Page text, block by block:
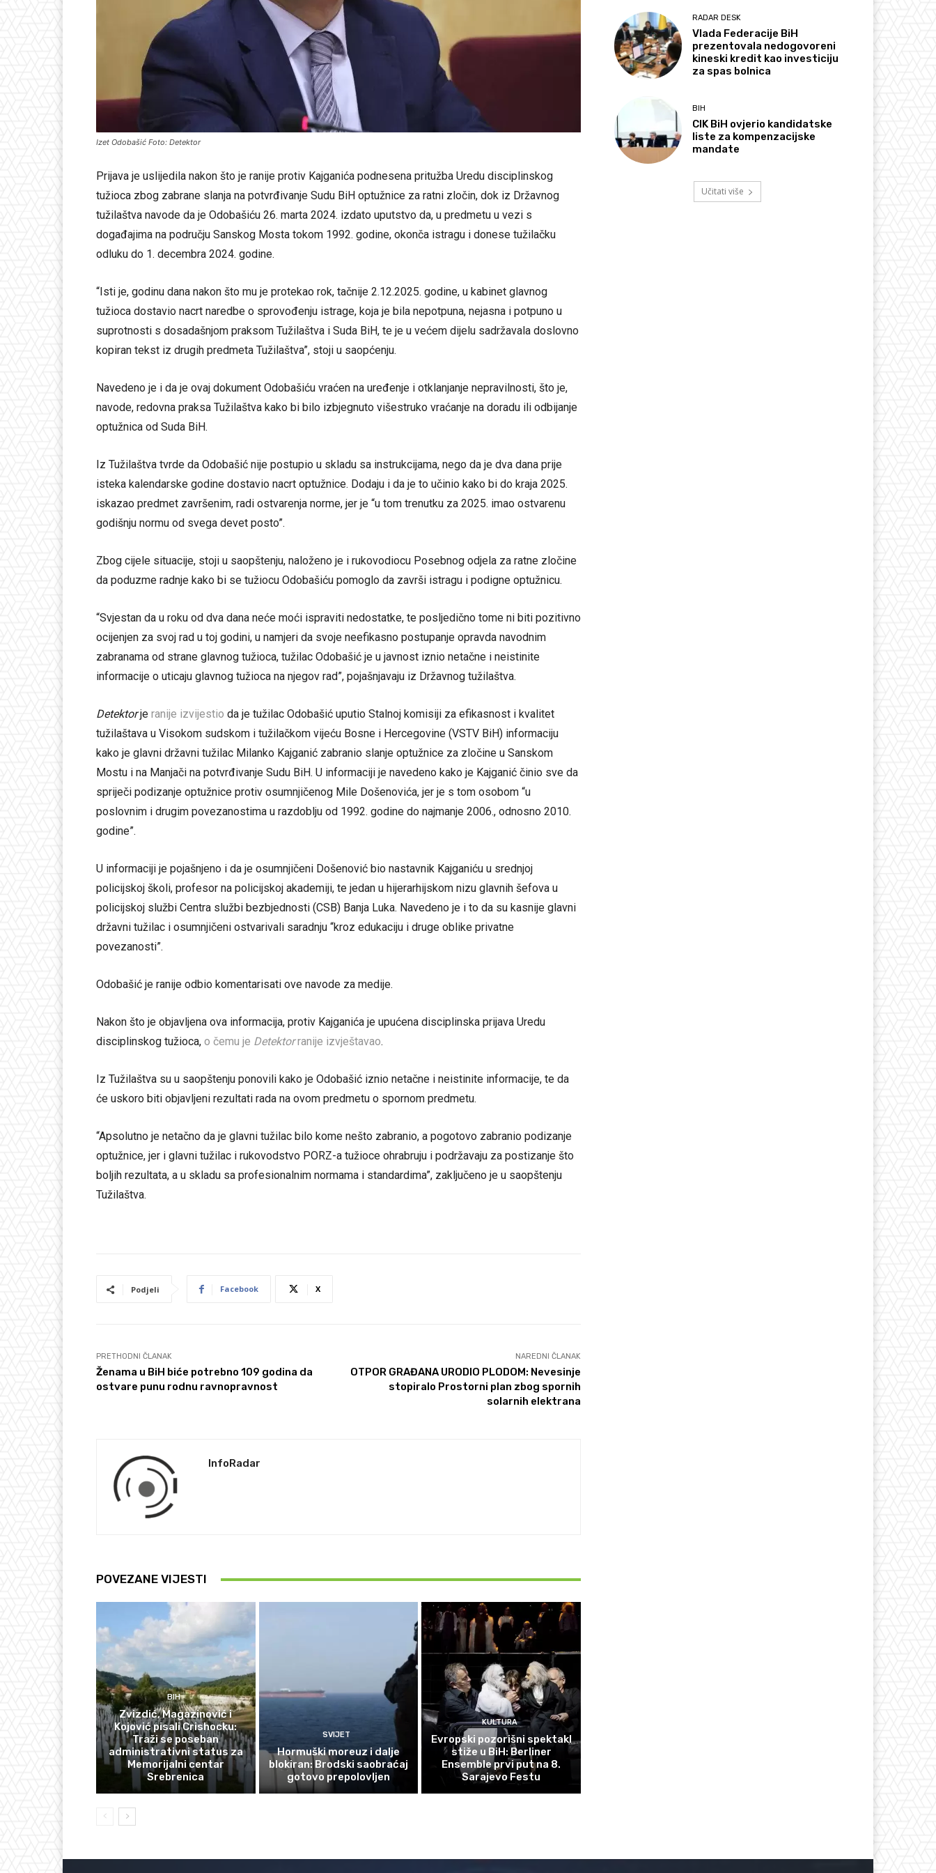
Izet Odobašić Foto: Detektor
Prijava je uslijedila nakon što je ranije protiv Kajganića podnesena pritužba Uredu disciplinskog
tužioca zbog zabrane slanja na potvrđivanje Sudu BiH optužnice za ratni zločin, dok iz Državnog
tužilaštva navode da je Odobašiću 26. marta 2024. izdato uputstvo da, u predmetu u vezi s
događajima na području Sanskog Mosta tokom 1992. godine, okonča istragu i donese tužilačku
odluku do 1. decembra 2024. godine.
“Isti je, godinu dana nakon što mu je protekao rok, tačnije 2.12.2025. godine, u kabinet glavnog
tužioca dostavio nacrt naredbe o sprovođenju istrage, koja je bila nepotpuna, nejasna i potpuno u
suprotnosti s dosadašnjom praksom Tužilaštva i Suda BiH, te je u većem dijelu sadržavala doslovno
kopiran tekst iz drugih predmeta Tužilaštva”, stoji u saopćenju.
Navedeno je i da je ovaj dokument Odobašiću vraćen na uređenje i otklanjanje nepravilnosti, što je,
navode, redovna praksa Tužilaštva kako bi bilo izbjegnuto višestruko vraćanje na doradu ili odbijanje
optužnica od Suda BiH.
Iz Tužilaštva tvrde da Odobašić nije postupio u skladu sa instrukcijama, nego da je dva dana prije
isteka kalendarske godine dostavio nacrt optužnice. Dodaju i da je to učinio kako bi do kraja 2025.
iskazao predmet završenim, radi ostvarenja norme, jer je “u tom trenutku za 2025. imao ostvarenu
godišnju normu od svega devet posto”.
Zbog cijele situacije, stoji u saopštenju, naloženo je i rukovodiocu Posebnog odjela za ratne zločine
da poduzme radnje kako bi se tužiocu Odobašiću pomoglo da završi istragu i podigne optužnicu.
“Svjestan da u roku od dva dana neće moći ispraviti nedostatke, te posljedično tome ni biti pozitivno
ocijenjen za svoj rad u toj godini, u namjeri da svoje neefikasno postupanje opravda navodnim
zabranama od strane glavnog tužioca, tužilac Odobašić je u javnost iznio netačne i neistinite
informacije o uticaju glavnog tužioca na njegov rad”, pojašnjavaju iz Državnog tužilaštva.
Detektorje ranije izvijestio da je tužilac Odobašić uputio Stalnoj komisiji za efikasnost i kvalitet
tužilaštava u Visokom sudskom i tužilačkom vijeću Bosne i Hercegovine (VSTV BiH) informaciju
kako je glavni državni tužilac Milanko Kajganić zabranio slanje optužnice za zločine u Sanskom
Mostu i na Manjači na potvrđivanje Sudu BiH. U informaciji je navedeno kako je Kajganić činio sve da
spriječi podizanje optužnice protiv osumnjičenog Mile Došenovića, jer je s tom osobom “u
poslovnim i drugim povezanostima u razdoblju od 1992. godine do najmanje 2006., odnosno 2010.
godine”.
U informaciji je pojašnjeno i da je osumnjičeni Došenović bio nastavnik Kajganiću u srednjoj
policijskoj školi, profesor na policijskoj akademiji, te jedan u hijerarhijskom nizu glavnih šefova u
policijskoj službi Centra službi bezbjednosti (CSB) Banja Luka. Navedeno je i to da su kasnije glavni
državni tužilac i osumnjičeni ostvarivali saradnju “kroz edukaciju i druge oblike privatne
povezanosti”.
Odobašić je ranije odbio komentarisati ove navode za medije.
Nakon što je objavljena ova informacija, protiv Kajganića je upućena disciplinska prijava Uredu
disciplinskog tužioca, o čemu je Detektorranije izvještavao.
Iz Tužilaštva su u saopštenju ponovili kako je Odobašić iznio netačne i neistinite informacije, te da
će uskoro biti objavljeni rezultati rada na ovom predmetu o spornom predmetu.
“Apsolutno je netačno da je glavni tužilac bilo kome nešto zabranio, a pogotovo zabranio podizanje
optužnice, jer i glavni tužilac i rukovodstvo PORZ-a tužioce ohrabruju i podržavaju za postizanje što
boljih rezultata, a u skladu sa profesionalnim normama i standardima”, zaključeno je u saopštenju
Tužilaštva.
Podjeli Facebook X
PRETHODNI ČLANAK
Ženama u BiH biće potrebno 109 godina da
ostvare punu rodnu ravnopravnost
NAREDNI ČLANAK
OTPOR GRAĐANA URODIO PLODOM: Nevesinje
stopiralo Prostorni plan zbog spornih
solarnih elektrana
InfoRadar
POVEZANE VIJESTI
BIH
Zvizdić, Magazinović i
Kojović pisali Crishocku:
Traži se poseban
administrativni status za
Memorijalni centar
Srebrenica
SVIJET
Hormuški moreuz i dalje
blokiran: Brodski saobraćaj
gotovo prepolovljen
KULTURA
Evropski pozorišni spektakl
stiže u BiH: Berliner
Ensemble prvi put na 8.
Sarajevo Festu
RADAR DESK
Vlada Federacije BiH
prezentovala nedogovoreni
kineski kredit kao investiciju
za spas bolnica
BIH
CIK BiH ovjerio kandidatske
liste za kompenzacijske
mandate
Učitati više